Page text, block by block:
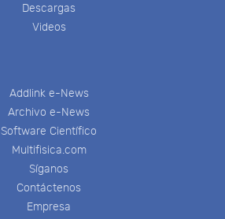
Descargas
Videos
Addlink e-News
Archivo e-News
Software Científico
Multifisica.com
Síganos
Contáctenos
Empresa